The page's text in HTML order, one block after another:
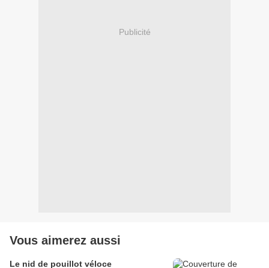
Publicité
Vous aimerez aussi
Le nid de pouillot véloce